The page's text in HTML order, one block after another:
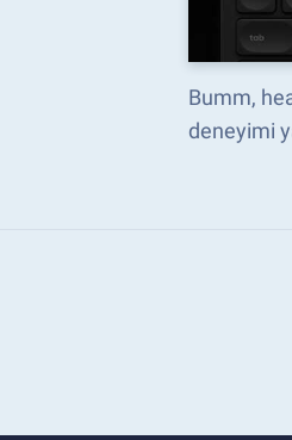
Bumm,
deneyimi